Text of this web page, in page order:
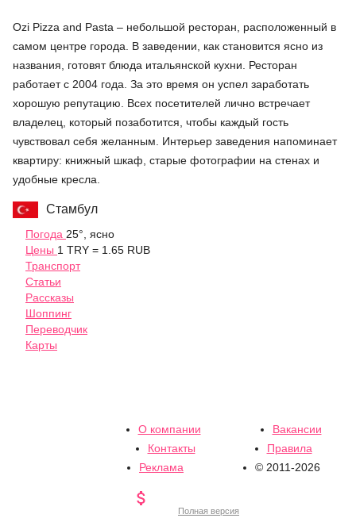
Ozi Pizza and Pasta – небольшой ресторан, расположенный в
самом центре города. В заведении, как становится ясно из
названия, готовят блюда итальянской кухни. Ресторан
работает с 2004 года. За это время он успел заработать
хорошую репутацию. Всех посетителей лично встречает
владелец, который позаботится, чтобы каждый гость
чувствовал себя желанным. Интерьер заведения напоминает
квартиру: книжный шкаф, старые фотографии на стенах и
удобные кресла.
Стамбул
Погода 25°, ясно
Цены 1 TRY = 1.65 RUB
Транспорт
Статьи
Рассказы
Шоппинг
Переводчик
Карты
О компании
Вакансии
Контакты
Правила
Реклама
© 2011-2026

Полная версия